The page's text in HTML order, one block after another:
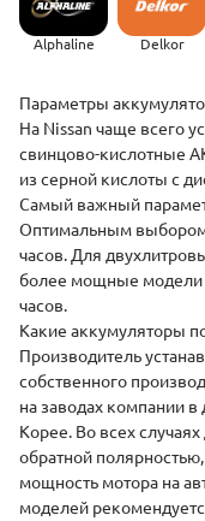
Alphaline Delkor
­­­­Параметры
На Nissan чаще всего
свинцово-кислотные
из серной кислоты с
Самый важный
Оптимальным выбором
часов. Для
более мощные модели
часов.
Какие аккумуляторы
Производитель
собственного
на заводах компании
Корее. Во всех
обратной полярностью,
мощность мотора на
моделей